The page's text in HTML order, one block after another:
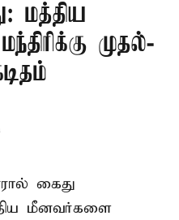
மத்திய
முதல்-
கைது
மீனவர்களை